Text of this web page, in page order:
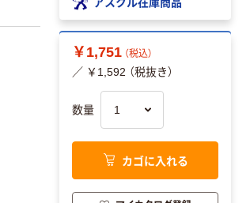
￥1,751 （税込）
／ ￥1,592 （税抜き）
数量
カゴに入れる